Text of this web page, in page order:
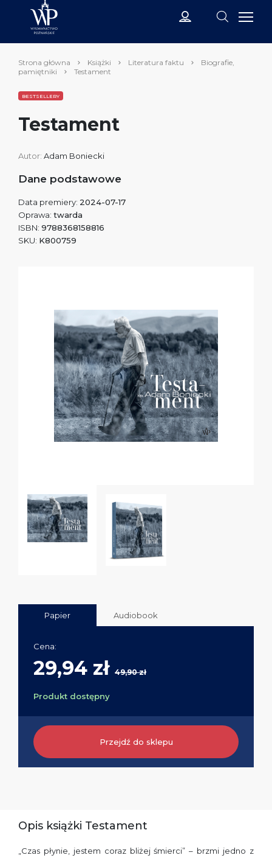
Strona główna Książki Literatura faktu
Biografie,
pamiętniki
Testament
BESTSELLERY
Testament
Autor: Adam Boniecki
Dane podstawowe
Data premiery: 2024-07-17
Oprawa: twarda
ISBN: 9788368158816
SKU: K800759
Papier Audiobook
Cena:
29,94 zł 49,90 zł
Produkt dostępny
Przejdź do sklepu
Opis książki Testament
„Czas płynie, jestem coraz bliżej śmierci” – brzmi jedno z